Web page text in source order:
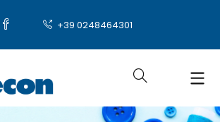
+39 0248464301